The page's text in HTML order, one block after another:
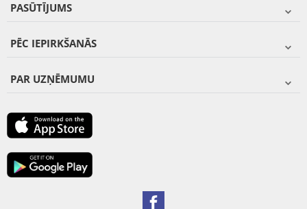
PASŪTĪJUMS
PĒC IEPIRKŠANĀS
PAR UZŅĒMUMU